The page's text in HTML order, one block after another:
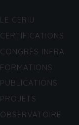
LE CERIU
CERTIFICATIONS
CONGRÈS INFRA
FORMATIONS
PUBLICATIONS
PROJETS
OBSERVATOIRE